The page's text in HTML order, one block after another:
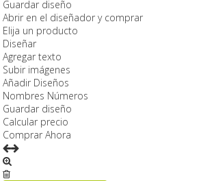
Guardar diseño
Abrir en el diseñador y comprar
Elija un producto
Diseñar
Agregar texto
Subir imágenes
Añadir Diseños
Nombres Números
Guardar diseño
Calcular precio
Comprar Ahora